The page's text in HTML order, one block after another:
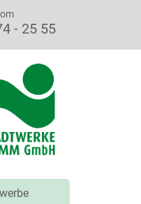
- 25 55